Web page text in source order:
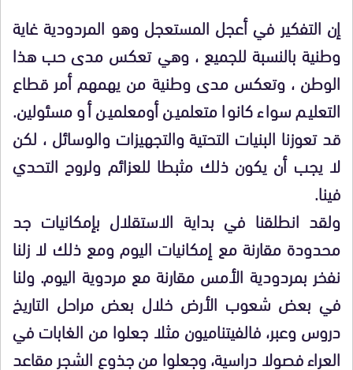
إن التفكير في أعجل المستعجل وهو المردودية غاية
وطنية بالنسبة للجميع ، وهي تعكس مدى حب هذا
الوطن ، وتعكس مدى وطنية من يهمهم أمر قطاع
التعليم سواء كانوا متعلمين أومعلمين أو مسئولين.
قد تعوزنا البنيات التحتية والتجهيزات والوسائل ، لكن
لا يجب أن يكون ذلك مثبطا للعزائم ولروح التحدي
فينا.
ولقد انطلقنا في بداية الاستقلال بإمكانيات جد
محدودة مقارنة مع إمكانيات اليوم ومع ذلك لا زلنا
نفخر بمردودية الأمس مقارنة مع مردوية اليوم. ولنا
في بعض شعوب الأرض خلال بعض مراحل التاريخ
دروس وعبر، فالفيتناميون مثلا جعلوا من الغابات في
العراء فصولا دراسية، وجعلوا من جذوع الشجر مقاعد